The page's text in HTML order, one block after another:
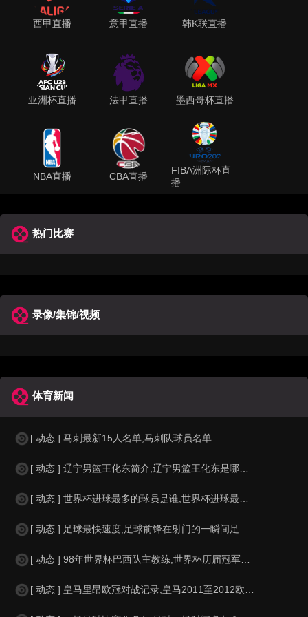
西甲直播 意甲直播 韩K联直播
亚洲杯直播 法甲直播 墨西哥杯直播
NBA直播 CBA直播
FIBA洲际杯直
播
热门比赛
录像/集锦/视频
体育新闻
[ 动态 ] 马刺最新15人名单,马刺队球员名单
[ 动态 ] 辽宁男篮王化东简介,辽宁男篮王化东是哪里人？
[ 动态 ] 世界杯进球最多的球员是谁,世界杯进球最多的球员是谁？
[ 动态 ] 足球最快速度,足球前锋在射门的一瞬间足球的速度有多快？？
[ 动态 ] 98年世界杯巴西队主教练,世界杯历届冠军球队教练
[ 动态 ] 皇马里昂欧冠对战记录,皇马2011至2012欧冠赛程&nbs